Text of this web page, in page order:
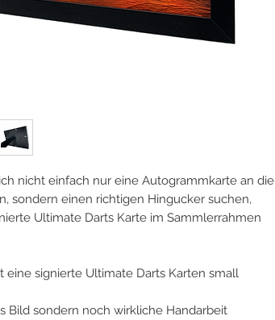
nicht einfach nur eine Autogrammkarte an die
sondern einen richtigen Hingucker suchen,
Ultimate Darts Karte im Sammlerrahmen
eine signierte Ultimate Darts Karten small
Bild sondern noch wirkliche Handarbeit